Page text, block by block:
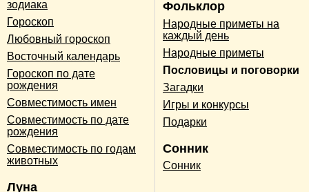
зодиака
Гороскоп
Любовный гороскоп
Восточный календарь
Гороскоп по дате
рождения
Совместимость имен
Совместимость по дате
рождения
Совместимость по годам
животных
Луна
Фольклор
Народные приметы на
каждый день
Народные приметы
Пословицы и поговорки
Загадки
Игры и конкурсы
Подарки
Сонник
Сонник